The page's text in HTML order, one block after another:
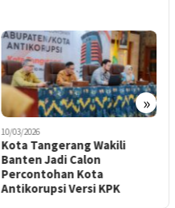
»
10/03/2026
Kota Tangerang Wakili
Banten Jadi Calon
Percontohan Kota
Antikorupsi Versi KPK